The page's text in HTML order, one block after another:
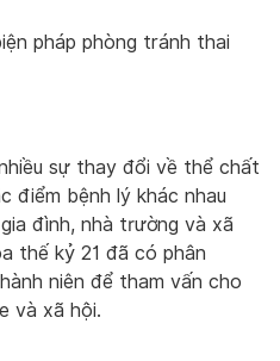
pháp phòng tránh thai
sự thay đổi về thể chất
điểm bệnh lý khác nhau
đình, nhà trường và xã
thế kỷ 21 đã có phân
niên để tham vấn cho
và xã hội.